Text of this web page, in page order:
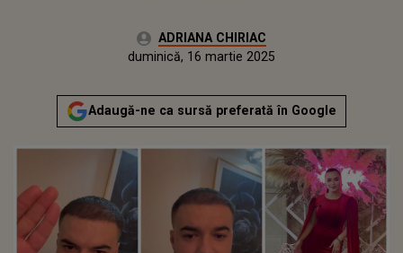
Autor:ADRIANA CHIRIAC
duminică, 16 martie 2025Actualizat:
duminică, 16 martie 2025
Adaugă-ne ca sursă preferată în Google